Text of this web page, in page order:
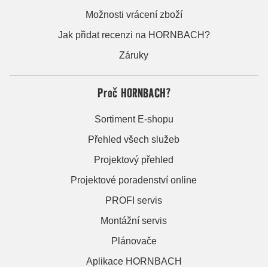
Možnosti vrácení zboží
Jak přidat recenzi na HORNBACH?
Záruky
Proč HORNBACH?
Sortiment E-shopu
Přehled všech služeb
Projektový přehled
Projektové poradenství online
PROFI servis
Montážní servis
Plánovače
Aplikace HORNBACH